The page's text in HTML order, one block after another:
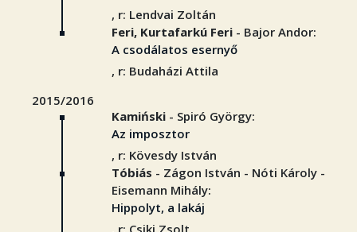
, r: Lendvai Zoltán
Feri, Kurtafarkú Feri - Bajor Andor:
A csodálatos esernyő
, r: Budaházi Attila
2015/2016
Kamiński - Spiró György:
Az imposztor
, r: Kövesdy István
Tóbiás - Zágon István - Nóti Károly -
Eisemann Mihály:
Hippolyt, a lakáj
, r: Csiki Zsolt